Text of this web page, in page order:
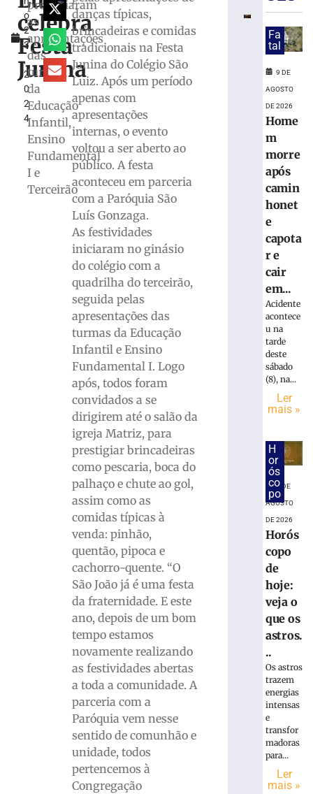
o
2
3
,
2
0
2
4
celebra
Festa
Junina
prestigiaram
as
apresentações
das
turmas
da
Educação
Infantil,
Ensino
Fundamental
I e
Terceirão
danças típicas,
brincadeiras e comidas
tradicionais na Festa
Junina do Colégio São
Luiz. Após um período
apenas com
apresentações
internas, o evento
voltou a ser aberto ao
público. A festa
aconteceu em parceria
com a Paróquia São
Luís Gonzaga.
As festividades
iniciaram no ginásio
do colégio com a
quadrilha do terceirão,
seguida pelas
apresentações das
turmas da Educação
Infantil e Ensino
Fundamental I. Logo
após, todos foram
convidados a se
dirigirem até o salão da
igreja Matriz, para
prestigiar brincadeiras
como pescaria, boca do
palhaço e chute ao gol,
assim como as
comidas típicas à
venda: pinhão,
quentão, pipoca e
cachorro-quente. “O
São João já é uma festa
da fraternidade. E este
ano, depois de um bom
tempo estamos
novamente realizando
as festividades abertas
a toda a comunidade. A
parceria com a
Paróquia vem nesse
sentido de comunhão e
unidade, todos
pertencemos à
Congregação
para
obras
drenagem
ruas
Limeira
agosto
mais
STJ
inclui
honorários
base
Simples
agosto
mais
Prefeitura
Brusque
assina
contrato
para
início
das
obras
Canal
Extravasor
Lote
Fa
tal
9 DE
AGOSTO
DE 2026
Home
m
morre
após
camin
honet
e
capota
r e
cair
em...
Acidente
acontece
u na
tarde
deste
sábado
(8), na...
Ler
mais »
H
or
ós
co
po
9 DE
AGOSTO
DE 2026
Horós
copo
de
hoje:
veja o
que os
astros.
..
Os astros
trazem
energias
intensas
e
transfor
madoras
para...
Ler
mais »